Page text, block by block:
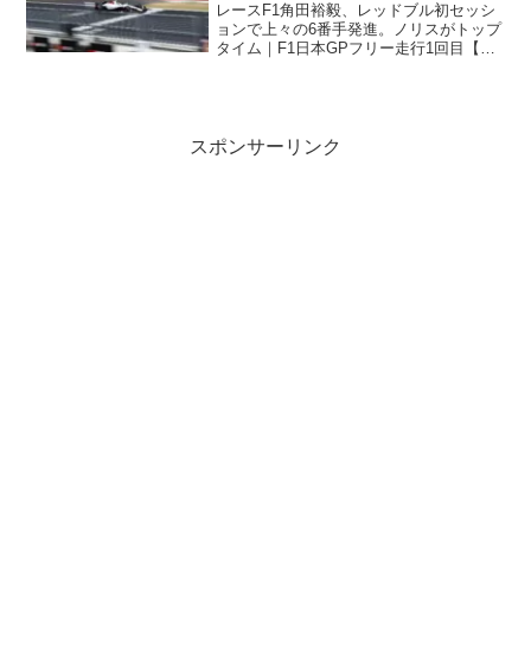
レースF1角田裕毅、レッドブル初セッシ
ョンで上々の6番手発進。ノリスがトップ
タイム｜F1日本GPフリー走行1回目【タ
スポンサーリンク